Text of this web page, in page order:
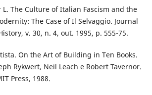
L. The Culture of Italian Fascism and the
The Case of Il Selvaggio. Journal
v. 30, n. 4, out. 1995, p. 555-75.
On the Art of Building in Ten Books.
Rykwert, Neil Leach e Robert Tavernor.
Press, 1988.